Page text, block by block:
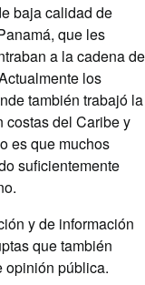
baja calidad de
que les
a la cadena de
los
también trabajó la
costas del Caribe y
es que muchos
suficientemente
y de información
que también
opinión pública.